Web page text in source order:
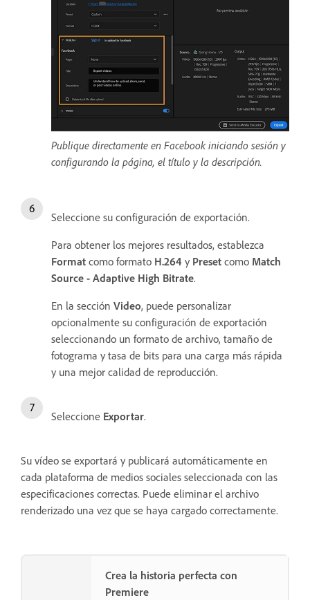
Publique directamente en Facebook iniciando sesión y
configurando la página, el título y la descripción.
Seleccione su configuración de exportación.
Para obtener los mejores resultados, establezca
Format como formato H.264 y Preset como Match
Source - Adaptive High Bitrate.
En la sección Video, puede personalizar
opcionalmente su configuración de exportación
seleccionando un formato de archivo, tamaño de
fotograma y tasa de bits para una carga más rápida
y una mejor calidad de reproducción.
Seleccione Exportar.
Su vídeo se exportará y publicará automáticamente en
cada plataforma de medios sociales seleccionada con las
especificaciones correctas. Puede eliminar el archivo
renderizado una vez que se haya cargado correctamente.
Crea la historia perfecta con
Premiere